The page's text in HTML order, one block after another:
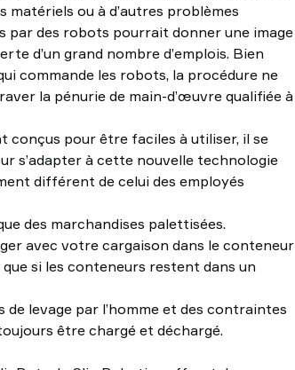
ou à d’autres problèmes
par des robots pourrait donner une image
d’un grand nombre d’emplois. Bien
commande les robots, la procédure ne
la pénurie de main-d’œuvre qualifiée à
conçus pour être faciles à utiliser, il se
s’adapter à cette nouvelle technologie
différent de celui des employés
des marchandises palettisées.
avec votre cargaison dans le conteneur
que si les conteneurs restent dans un
levage par l’homme et des contraintes
être chargé et déchargé.